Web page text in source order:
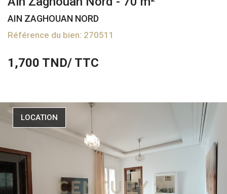
AIN ZAGHOUAN NORD
Référence du bien: 270511
1,700 TND/ TTC
LOCATION